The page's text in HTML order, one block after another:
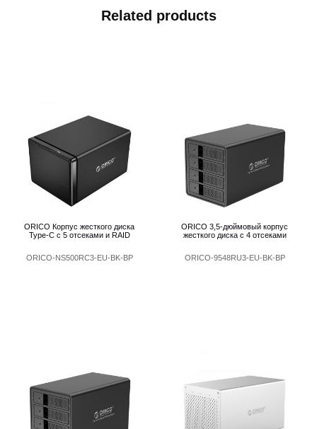
Related products
ORICO Корпус жесткого диска
Type-C с 5 отсеками и RAID
ORICO-NS500RC3-EU-BK-BP
ORICO 3,5-дюймовый корпус
жесткого диска с 4 отсеками
ORICO-9548RU3-EU-BK-BP